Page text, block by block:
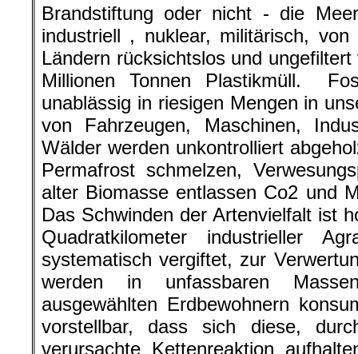
Brandstiftung oder nicht - die
industriell , nuklear, militärisch,
Ländern rücksichtslos und
Millionen Tonnen Plastikmüll.
unablässig in riesigen Mengen in
von Fahrzeugen, Maschinen,
Wälder werden unkontrolliert
Permafrost schmelzen,
alter Biomasse entlassen Co2 und
Das Schwinden der Artenvielfalt ist
Quadratkilometer industrieller
systematisch vergiftet, zur
werden in unfassbaren
ausgewählten Erdbewohnern
vorstellbar, dass sich diese,
verursachte Kettenreaktion